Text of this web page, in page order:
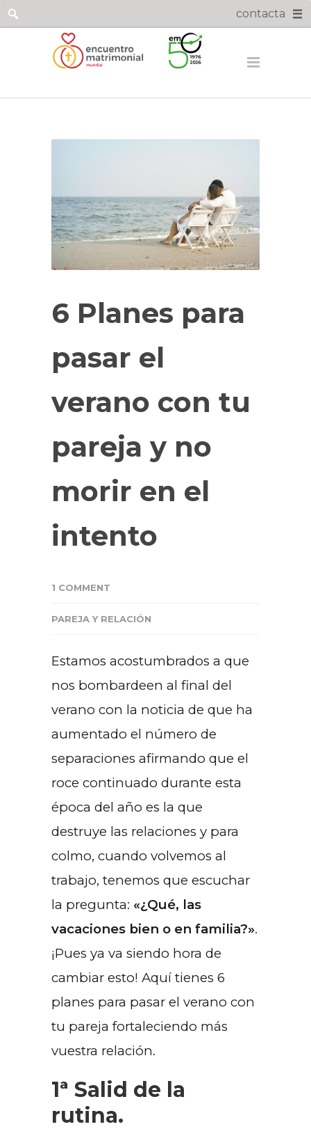
contacta
6 Planes para
pasar el
verano con tu
pareja y no
morir en el
intento
1 COMMENT
PAREJA Y RELACIÓN
Estamos acostumbrados a que
nos bombardeen al final del
verano con la noticia de que ha
aumentado el número de
separaciones afirmando que el
roce continuado durante esta
época del año es la que
destruye las relaciones y para
colmo, cuando volvemos al
trabajo, tenemos que escuchar
la pregunta: «¿Qué, las
vacaciones bien o en familia?».
¡Pues ya va siendo hora de
cambiar esto! Aquí tienes 6
planes para pasar el verano con
tu pareja fortaleciendo más
vuestra relación.
1ª Salid de la
rutina.